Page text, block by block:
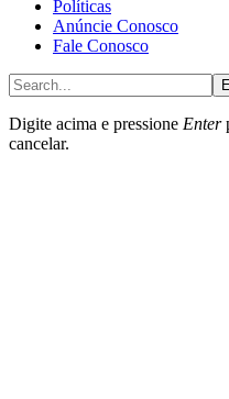
Políticas
Anúncie Conosco
Fale Conosco
Digite acima e pressione Enter
cancelar.